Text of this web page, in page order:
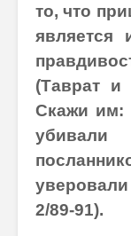
то, что
является
(Таврат
Скажи им:
2/89-91).